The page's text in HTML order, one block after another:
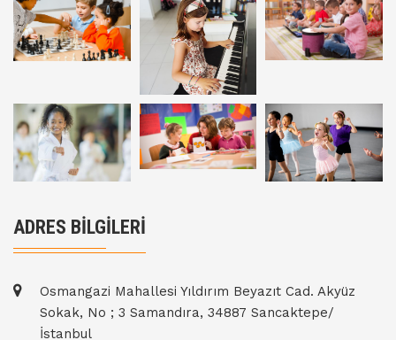
ADRES BİLGİLERİ
Osmangazi Mahallesi Yıldırım Beyazıt Cad. Akyüz
Sokak, No ; 3 Samandıra, 34887 Sancaktepe/
İstanbul